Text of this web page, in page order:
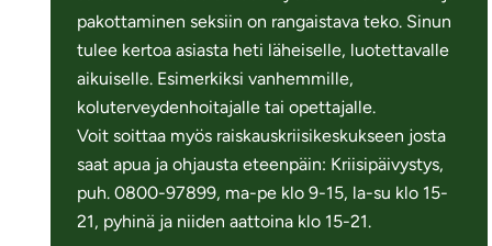
pakottaminen seksiin on rangaistava teko. Sinun
tulee kertoa asiasta heti läheiselle, luotettavalle
aikuiselle. Esimerkiksi vanhemmille,
koluterveydenhoitajalle tai opettajalle.
Voit soittaa myös raiskauskriisikeskukseen josta
saat apua ja ohjausta eteenpäin: Kriisipäivystys,
puh. 0800-97899, ma-pe klo 9-15, la-su klo 15-
21, pyhinä ja niiden aattoina klo 15-21.